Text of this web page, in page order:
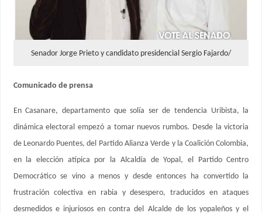
Senador Jorge Prieto y candidato presidencial Sergio Fajardo/
Comunicado de prensa
En Casanare, departamento que solía ser de tendencia Uribista, la
dinámica electoral empezó a tomar nuevos rumbos. Desde la victoria
de Leonardo Puentes, del Partido Alianza Verde y la Coalición Colombia,
en la elección atípica por la Alcaldía de Yopal, el Partido Centro
Democrático se vino a menos y desde entonces ha convertido la
frustración colectiva en rabia y desespero, traducidos en ataques
desmedidos e injuriosos en contra del Alcalde de los yopaleños y el